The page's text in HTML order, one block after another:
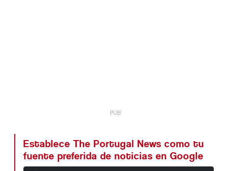
Establece The Portugal News como tu
fuente preferida de noticias en Google